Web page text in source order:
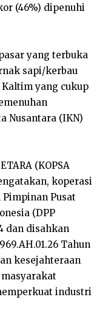
(46%) dipenuhi
yang terbuka
sapi/kerbau
yang cukup
Nusantara (IKN)
(KOPSA
koperasi
Pusat
(DPP
dan disahkan
Tahun
kesejahteraan
industri